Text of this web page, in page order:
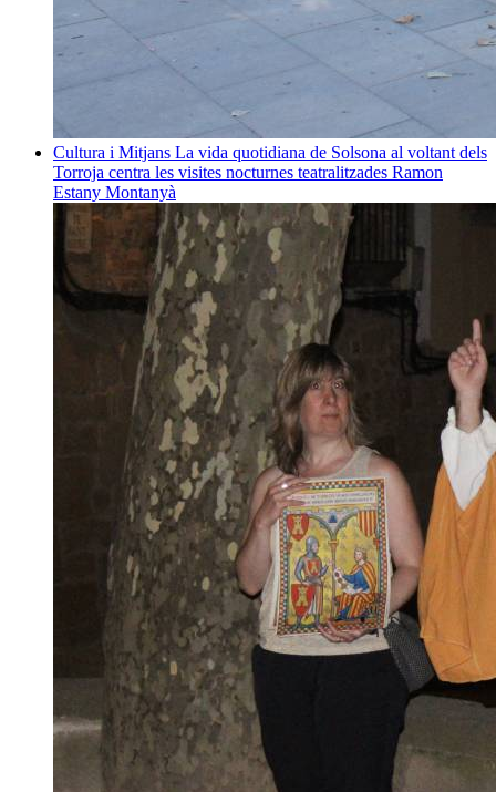
Cultura i Mitjans La vida quotidiana de Solsona al voltant dels
Torroja centra les visites nocturnes teatralitzades Ramon
Estany Montanyà